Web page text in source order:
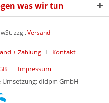
was wir tun
zzgl.Versand
+ Zahlung
Kontakt
Impressum
didpm GmbH |